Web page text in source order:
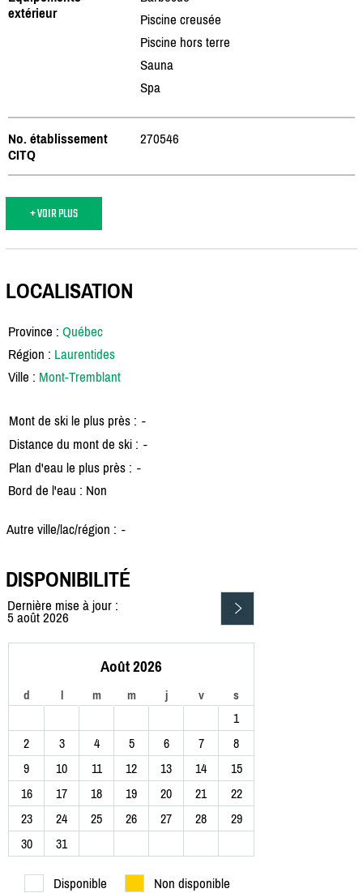
extérieur
Piscine creusée
Piscine hors terre
Sauna
Spa
No. établissement
CITQ
270546
+ VOIR PLUS
LOCALISATION
Province : Québec
Région : Laurentides
Ville : Mont-Tremblant
Mont de ski le plus près : -
Distance du mont de ski : -
Plan d'eau le plus près : -
Bord de l'eau : Non
Autre ville/lac/région : -
DISPONIBILITÉ
Dernière mise à jour :
5 août 2026
Août 2026
d l m m j v s
1
2
3 4 5 6 7
8
9
10 11 12 13 14
15
16
17 18 19 20 21
22
23
24 25 26 27 28
29
30
31
Disponible Non disponible